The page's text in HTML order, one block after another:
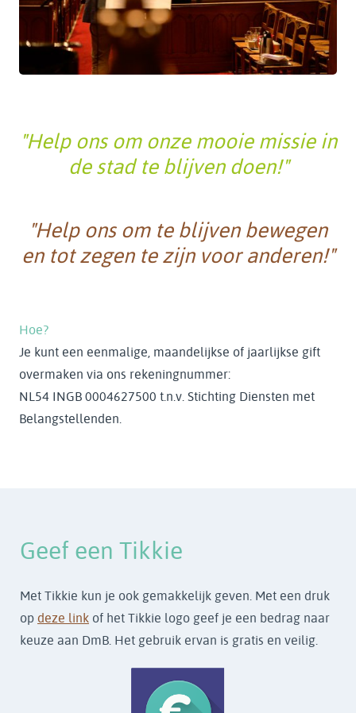
"Help ons om onze mooie missie in
de stad te blijven doen!"
"Help ons om te blijven bewegen
en tot zegen te zijn voor anderen!"
Hoe?
Je kunt een eenmalige, maandelijkse of jaarlijkse gift
overmaken via ons rekeningnummer:
NL54 INGB 0004627500 t.n.v. Stichting Diensten met
Belangstellenden.
Geef een Tikkie
Met Tikkie kun je ook gemakkelijk geven. Met een druk
op deze link of het Tikkie logo geef je een bedrag naar
keuze aan DmB. Het gebruik ervan is gratis en veilig.